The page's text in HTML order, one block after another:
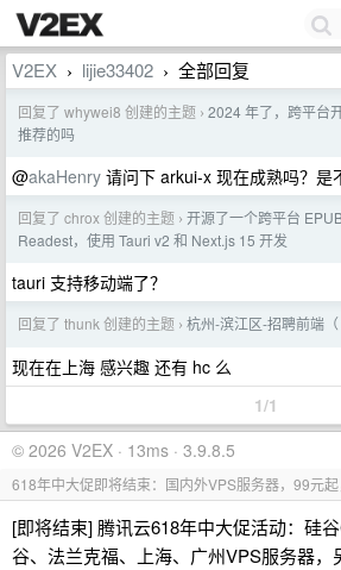
V2EX › lijie33402 › 全部回复
回复了 whywei8 创建的主题 › 2024 年了，跨平台
推荐的吗
@akaHenry 请问下 arkui-x 现在成熟吗？是
回复了 chrox 创建的主题 › 开源了一个跨平台
Readest，使用 Tauri v2 和 Next.js 15 开发
tauri 支持移动端了？
回复了 thunk 创建的主题 › 杭州-滨江区-招聘前端（
现在在上海 感兴趣 还有 hc 么
1/1
© 2026 V2EX · 13ms · 3.9.8.5
618年中大促即将结束：国内外VPS服务器，99元
[即将结束] 腾讯云618年中大促活动：硅
谷、法兰克福、上海、广州VPS服务器，